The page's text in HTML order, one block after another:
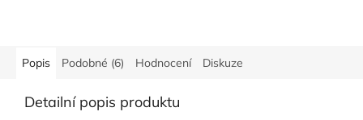
Popis Podobné (6) Hodnocení Diskuze
Detailní popis produktu